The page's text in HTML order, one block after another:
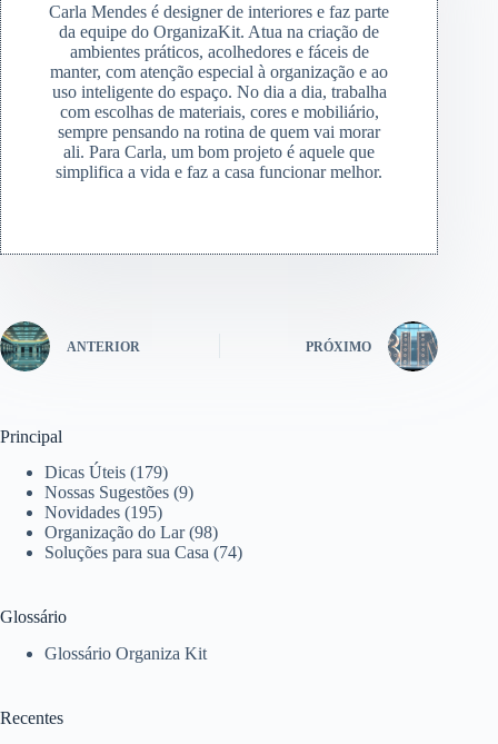
Carla Mendes é designer de interiores e faz parte
da equipe do OrganizaKit. Atua na criação de
ambientes práticos, acolhedores e fáceis de
manter, com atenção especial à organização e ao
uso inteligente do espaço. No dia a dia, trabalha
com escolhas de materiais, cores e mobiliário,
sempre pensando na rotina de quem vai morar
ali. Para Carla, um bom projeto é aquele que
simplifica a vida e faz a casa funcionar melhor.
ANTERIOR PRÓXIMO
Principal
Dicas Úteis (179)
Nossas Sugestões (9)
Novidades (195)
Organização do Lar(98)
Soluções para sua Casa (74)
Glossário
Glossário Organiza Kit
Recentes